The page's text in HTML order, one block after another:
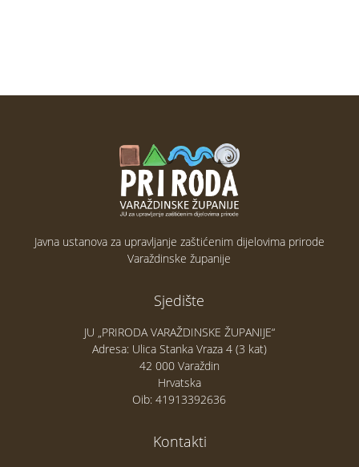
Javna ustanova za upravljanje zaštićenim dijelovima prirode
Varaždinske županije
Sjedište
JU „PRIRODA VARAŽDINSKE ŽUPANIJE“
Adresa: Ulica Stanka Vraza 4 (3 kat)
42 000 Varaždin
Hrvatska
Oib: 41913392636
Kontakti